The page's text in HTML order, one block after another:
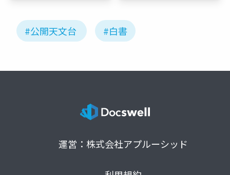
#公開天文台 #白書
運営：株式会社アプルーシッド